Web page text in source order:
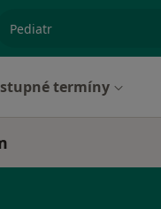
termíny